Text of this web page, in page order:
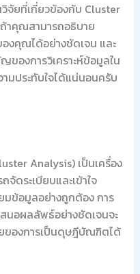
จัยที่เกี่ยวข้องกับ Cluster
าคุณสามารถอธิบาย
งคุณได้อย่างชัดเจน และ
ของการวิเคราะห์ข้อมูลใน
มประทับใจได้แน่นอนครับ
Analysis) เป็นเครื่อง
ดระเบียบและเข้าใจ
ข้อมูลอย่างถูกต้อง การ
สนอผลลัพธ์อย่างชัดเจนจะ
ของการเป็นดุษฎีบัณฑิตได้